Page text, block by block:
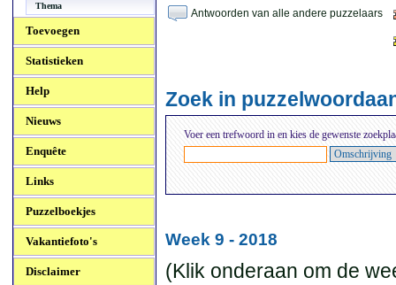
Thema
Toevoegen
Statistieken
Help
Nieuws
Enquête
Links
Puzzelboekjes
Vakantiefoto's
Disclaimer
Antwoorden van alle andere puzzelaars
Zoek in
Voer een trefwoord in en kies de gewenste
Week 9 - 2018
(Klik onderaan om de